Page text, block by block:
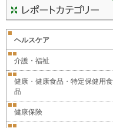
ヘルスケア
介護・福祉
健康・健康食品・特定保健用食
品
健康保険